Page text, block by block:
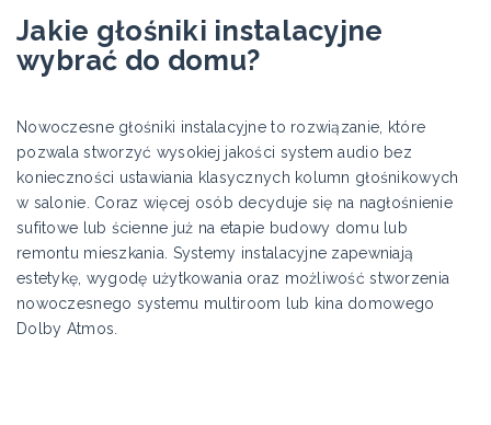
Jakie głośniki instalacyjne
wybrać do domu?
Nowoczesne głośniki instalacyjne to rozwiązanie, które
pozwala stworzyć wysokiej jakości system audio bez
konieczności ustawiania klasycznych kolumn głośnikowych
w salonie. Coraz więcej osób decyduje się na nagłośnienie
sufitowe lub ścienne już na etapie budowy domu lub
remontu mieszkania. Systemy instalacyjne zapewniają
estetykę, wygodę użytkowania oraz możliwość stworzenia
nowoczesnego systemu multiroom lub kina domowego
Dolby Atmos.